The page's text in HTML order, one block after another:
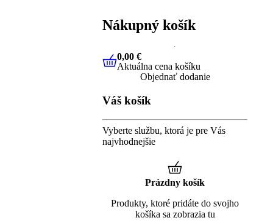
Nákupný košík
0,00 €Aktuálna cena košíku
0,00 €
Aktuálna cena košíku
Objednať dodanie
Váš košík
Vyberte službu, ktorá je pre Vás
najvhodnejšie
Prázdny košík
Produkty, ktoré pridáte do svojho
košíka sa zobrazia tu